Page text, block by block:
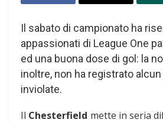
Il sabato di campionato ha
appassionati di League One
ed una buona dose di gol: la
inoltre, non ha registrato
inviolate.
Il Chesterfield mette in seria